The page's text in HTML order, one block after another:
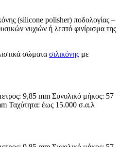
(silicone polisher) ποδολογίας –
νυχιών ή λεπτό φινίρισμα της
σώματα σιλικόνης με
9,85 mm Συνολικό μήκος: 57
Ταχύτητα: έως 15.000 σ.α.λ